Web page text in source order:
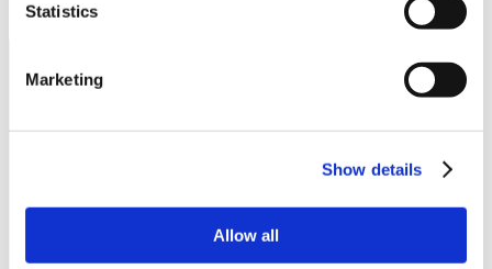
Statistics
Marketing
Show details
Allow all